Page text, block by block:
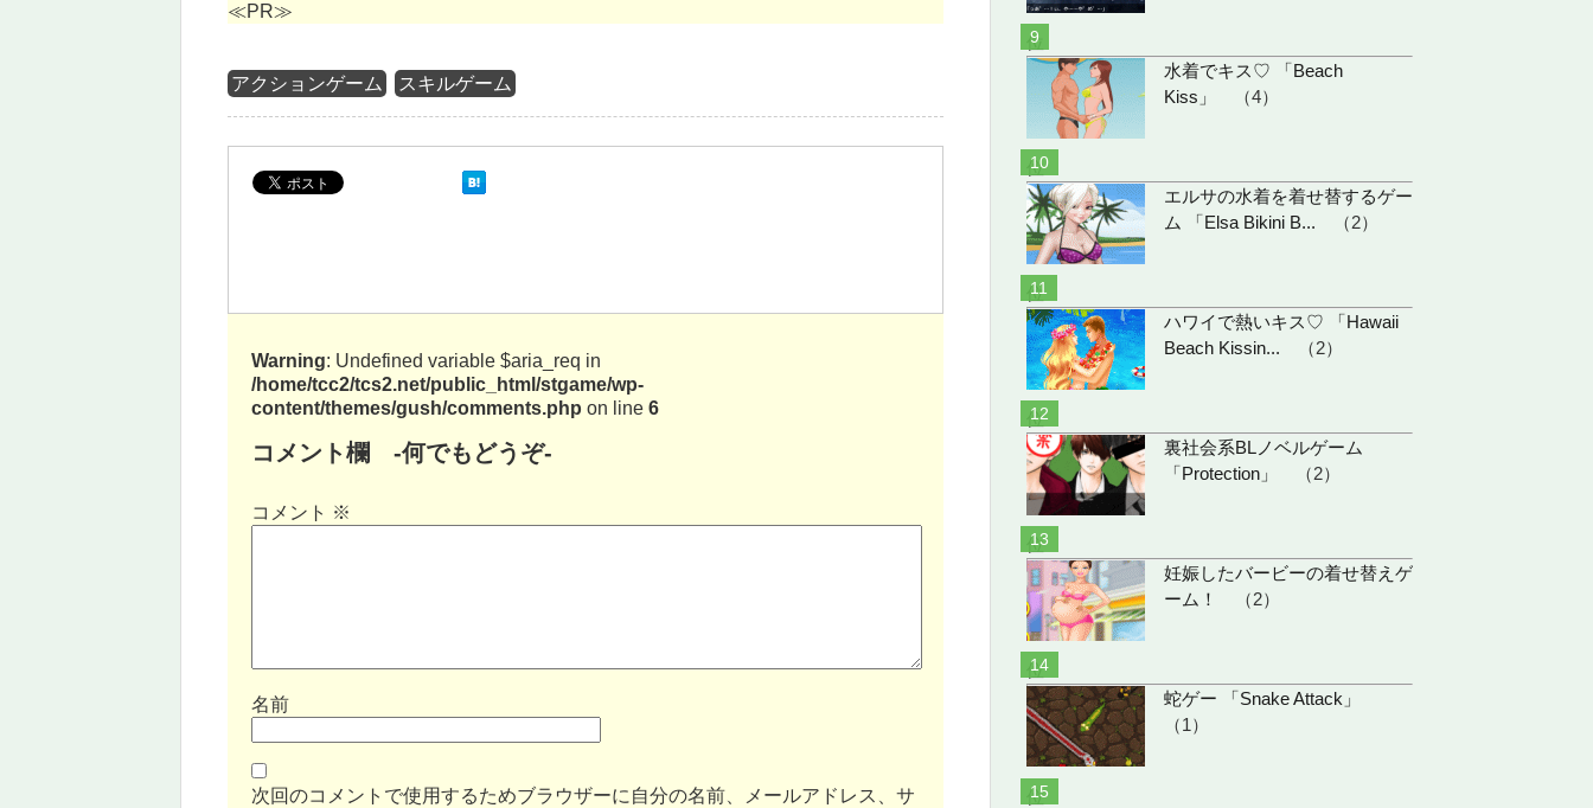
≪PR≫
アクションゲーム スキルゲーム
Warning: Undefined variable $aria_req in
/home/tcc2/tcs2.net/public_html/stgame/wp-
content/themes/gush/comments.php on line 6
コメント欄 -何でもどうぞ-
コメント ※
名前
次回のコメントで使用するためブラウザーに自分の名前、メールアドレス、サ
位
水着でキス♡ 「Beach
Kiss」
（4）
位
エルサの水着を着せ替するゲー
ム 「Elsa Bikini B... （2）
位
ハワイで熱いキス♡ 「Hawaii
Beach Kissin... （2）
位
裏社会系BLノベルゲーム
「Protection」
（2）
位
妊娠したバービーの着せ替えゲ
ーム！
（2）
位
蛇ゲー 「Snake Attack」
（1）
位